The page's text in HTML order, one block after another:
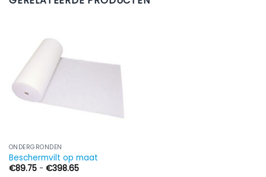
ONDERGRONDEN
Beschermvilt op maat
€89.75 - €398.65Prijsklasse: